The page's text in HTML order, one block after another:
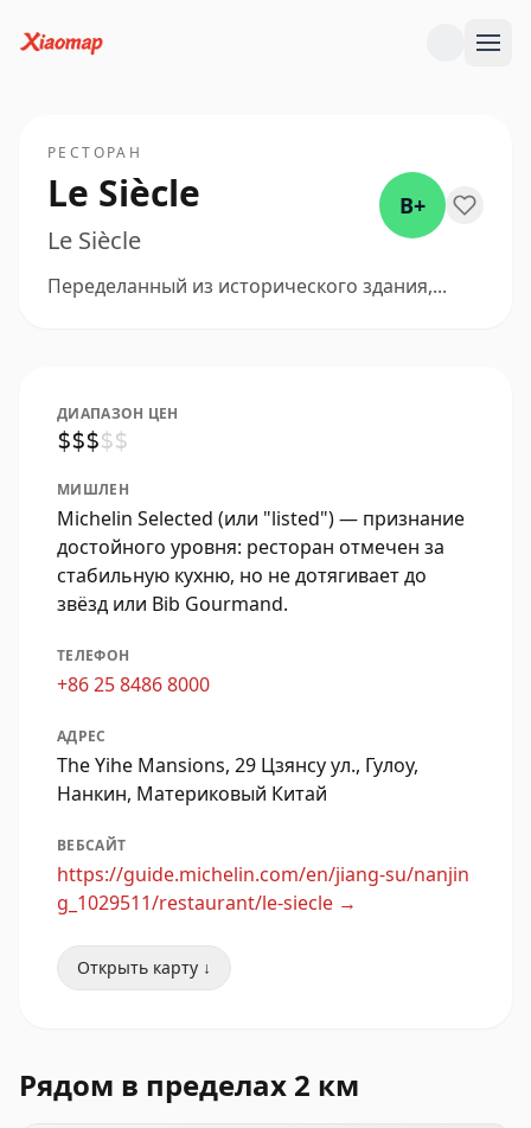
РЕСТОРАН
Le Siècle
Le Siècle
B+
Переделанный из исторического здания,...
ДИАПАЗОН ЦЕН
$$$$$
МИШЛЕН
Michelin Selected (или "listed") — признание
достойного уровня: ресторан отмечен за
стабильную кухню, но не дотягивает до
звёзд или Bib Gourmand.
ТЕЛЕФОН
+86 25 8486 8000
АДРЕС
The Yihe Mansions, 29 Цзянсу ул., Гулоу,
Нанкин, Материковый Китай
ВЕБСАЙТ
https://guide.michelin.com/en/jiang-su/nanjin
g_1029511/restaurant/le-siecle →
Открыть карту ↓
Рядом в пределах 2 км